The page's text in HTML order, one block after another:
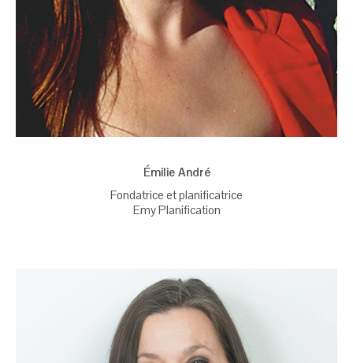
Émilie André
Fondatrice et planificatrice
Emy Planification